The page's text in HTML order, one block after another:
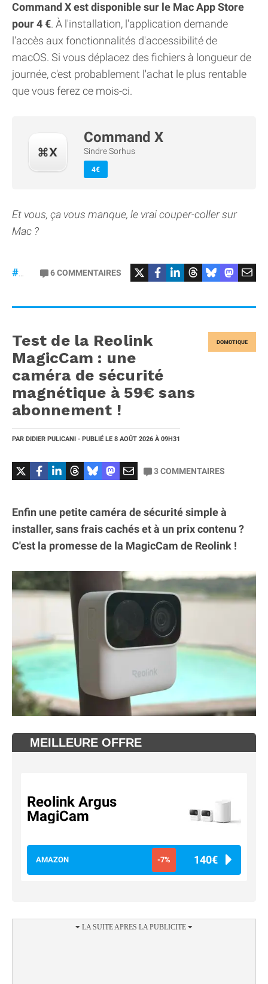
Command X est disponible sur le Mac App Store
pour 4 €. À l'installation, l'application demande
l'accès aux fonctionnalités d'accessibilité de
macOS. Si vous déplacez des fichiers à longueur de
journée, c'est probablement l'achat le plus rentable
que vous ferez ce mois-ci.
Command X
Sindre Sorhus
4€
Et vous, ça vous manque, le vrai couper-coller sur
Mac ?
#macOS 6COMMENTAIRES
DOMOTIQUE
Test de la Reolink
MagicCam : une
caméra de sécurité
magnétique à 59€ sans
abonnement !
PAR DIDIER PULICANI - PUBLIÉ LE 8 AOÛT 2026 À 09H31
3COMMENTAIRES
Enfin une petite caméra de sécurité simple à
installer, sans frais cachés et à un prix contenu ?
C'est la promesse de la MagicCam de Reolink !
MEILLEURE OFFRE
Reolink Argus
MagiCam
AMAZON -7% 140€